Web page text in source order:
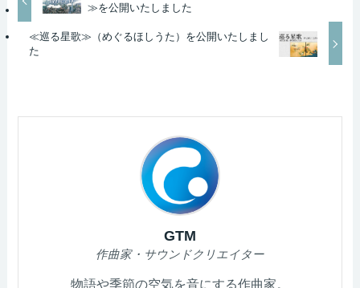
≫を公開いたしました
≪巡る星歌≫（めぐるほしうた）を公開いたしまし
た
GTM
作曲家・サウンドクリエイター
物語や季節の空気を音にする作曲家。